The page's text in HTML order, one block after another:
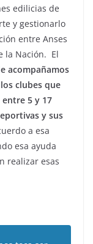
edilicias de
y gestionarlo
entre Anses
la Nación. El
acompañamos
clubes que
5 y 17
y sus
a esa
esa ayuda
realizar esas